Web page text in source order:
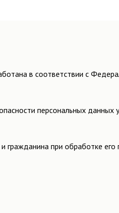
в соответствии с
персональных данных
при обработке